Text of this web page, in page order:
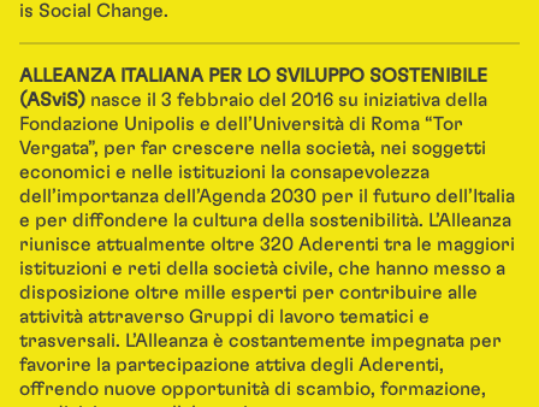
is Social Change.
ALLEANZA ITALIANA PER LO SVILUPPO SOSTENIBILE
(ASviS) nasce il 3 febbraio del 2016 su iniziativa della
Fondazione Unipolis e dell’Università di Roma “Tor
Vergata”, per far crescere nella società, nei soggetti
economici e nelle istituzioni la consapevolezza
dell’importanza dell’Agenda 2030 per il futuro dell’Italia
e per diffondere la cultura della sostenibilità. L’Alleanza
riunisce attualmente oltre 320 Aderenti tra le maggiori
istituzioni e reti della società civile, che hanno messo a
disposizione oltre mille esperti per contribuire alle
attività attraverso Gruppi di lavoro tematici e
trasversali. L’Alleanza è costantemente impegnata per
favorire la partecipazione attiva degli Aderenti,
offrendo nuove opportunità di scambio, formazione,